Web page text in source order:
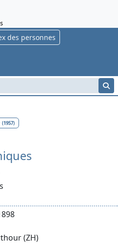
des personnes
(1957)
(ZH)